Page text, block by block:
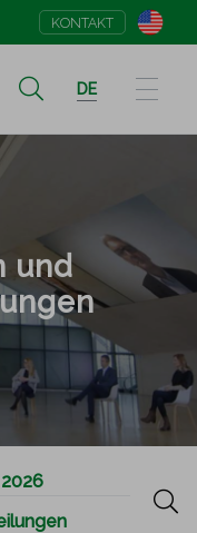
KONTAKT
DE
und
2026